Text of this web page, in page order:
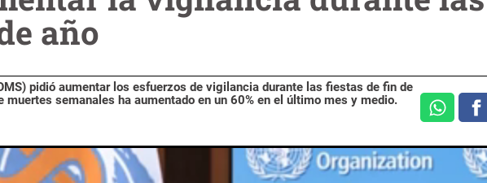
año
pidió aumentar los esfuerzos de vigilancia durante las fiestas de fin de
muertes semanales ha aumentado en un 60% en el último mes y medio.